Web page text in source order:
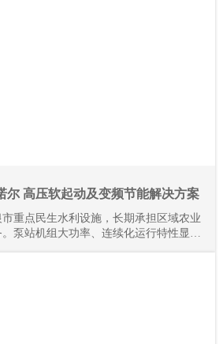
尔 高压软起动及变频节能解决方案
重点民生水利设施，长期承担区域农业
泵站机组大功率、连续化运行特性显